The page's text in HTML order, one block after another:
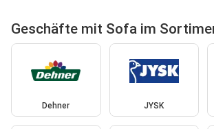
Geschäfte mit Sofa im
Dehner JYSK